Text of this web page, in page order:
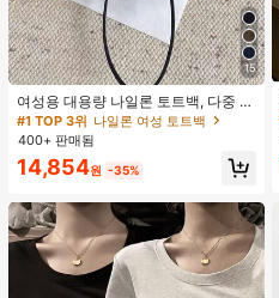
15
여성용 대용량 나일론 토트백, 다중 지
퍼 포켓, 방수 숄더 핸드백, 사무실 노
트북, 일상 출퇴근, 쇼핑에 적합
#1 TOP 3위 나일론 여성 토트백
400+ 판매됨
14,854원 -35%